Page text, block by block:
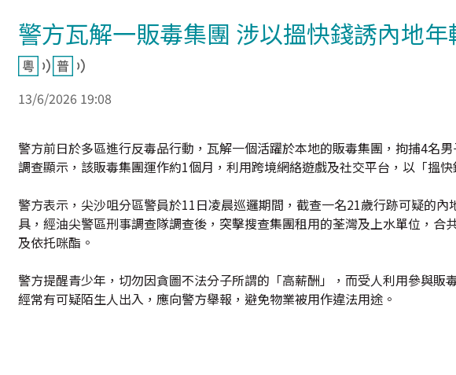
警方瓦解一販毒集團 涉以搵快錢誘內地
13/6/2026 19:08
警方前日於多區進行反毒品行動，瓦解一個活躍於本地的販毒集團，拘捕4名
調查顯示，該販毒集團運作約1個月，利用跨境網絡遊戲及社交平台，以「搵
警方表示，尖沙咀分區警員於11日凌晨巡邏期間，截查一名21歲行跡可疑的
具，經油尖警區刑事調查隊調查後，突擊搜查集團租用的荃灣及上水單位，
及依托咪酯。
警方提醒青少年，切勿因貪圖不法分子所謂的「高薪酬」，而受人利用參與
經常有可疑陌生人出入，應向警方舉報，避免物業被用作違法用途。